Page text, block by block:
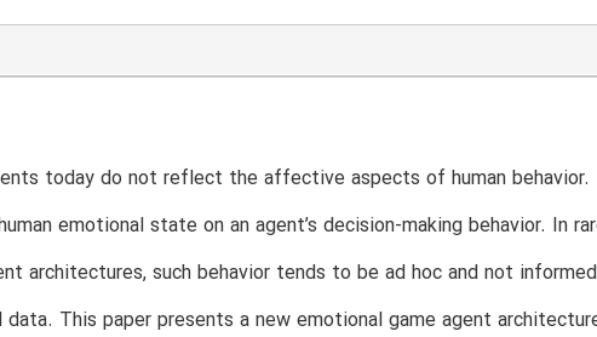
today do not reflect the affective aspects of human
emotional state on an agent’s decision-making behavior. In
architectures, such behavior tends to be ad hoc and not
data. This paper presents a new emotional game agent